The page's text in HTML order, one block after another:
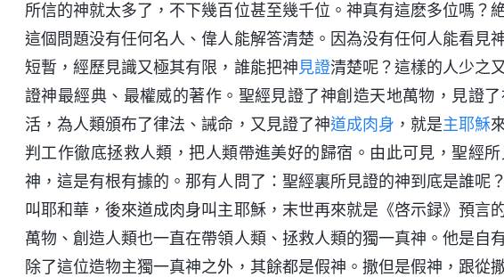
所信的神就太多了，不下幾百位甚至幾千位。神真有這麽多位嗎？
這個問題没有任何名人、偉人能解答清楚。因為没有任何人能看見
短暫，經歷見識又極其有限，誰能把神見證清楚呢？這樣的人少之
證神最經典、最權威的著作。聖經見證了神創造天地萬物，見證
活，為人類頒布了律法、誡命，又見證了神道成肉身 ，就是主耶穌
判工作徹底拯救人類，把人類帶進美好的歸宿。由此可見，聖經
神，這是有根有據的。那有人問了：聖經裏所見證的神到底是誰呢
叫耶和華，後來道成肉身叫主耶穌，末世再來就是《啓示録》預
萬物、創造人類也一直在帶領人類、拯救人類的獨一真神。他是自
除了這位造物主獨一真神之外，其餘都是假神。撒但是假神，跟從